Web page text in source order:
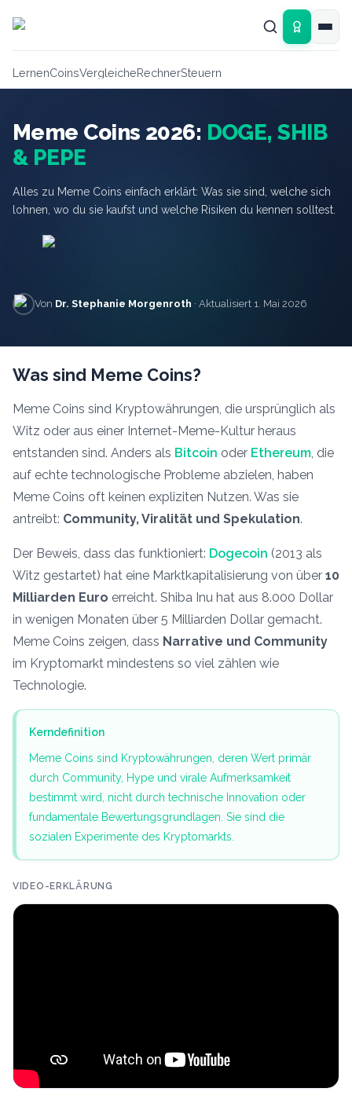
LernenCoinsVergleicheRechnerSteuern
Meme Coins 2026: DOGE, SHIB
& PEPE
Alles zu Meme Coins einfach erklärt: Was sie sind, welche sich
lohnen, wo du sie kaufst und welche Risiken du kennen solltest.
Von Dr. Stephanie Morgenroth · Aktualisiert 1. Mai 2026
Was sind Meme Coins?
Meme Coins sind Kryptowährungen, die ursprünglich als
Witz oder aus einer Internet-Meme-Kultur heraus
entstanden sind. Anders als Bitcoin oder Ethereum, die
auf echte technologische Probleme abzielen, haben
Meme Coins oft keinen expliziten Nutzen. Was sie
antreibt: Community, Viralität und Spekulation.
Der Beweis, dass das funktioniert: Dogecoin (2013 als
Witz gestartet) hat eine Marktkapitalisierung von über 10
Milliarden Euro erreicht. Shiba Inu hat aus 8.000 Dollar
in wenigen Monaten über 5 Milliarden Dollar gemacht.
Meme Coins zeigen, dass Narrative und Community
im Kryptomarkt mindestens so viel zählen wie
Technologie.
Kerndefinition
Meme Coins sind Kryptowährungen, deren Wert primär
durch Community, Hype und virale Aufmerksamkeit
bestimmt wird, nicht durch technische Innovation oder
fundamentale Bewertungsgrundlagen. Sie sind die
sozialen Experimente des Kryptomarkts.
VIDEO-ERKLÄRUNG